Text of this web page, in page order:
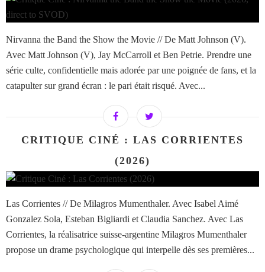
Nirvanna the Band the Show the Movie // De Matt Johnson (V).
Avec Matt Johnson (V), Jay McCarroll et Ben Petrie. Prendre une
série culte, confidentielle mais adorée par une poignée de fans, et la
catapulter sur grand écran : le pari était risqué. Avec...
CRITIQUE CINÉ : LAS CORRIENTES
(2026)
Las Corrientes // De Milagros Mumenthaler. Avec Isabel Aimé
Gonzalez Sola, Esteban Bigliardi et Claudia Sanchez. Avec Las
Corrientes, la réalisatrice suisse-argentine Milagros Mumenthaler
propose un drame psychologique qui interpelle dès ses premières...